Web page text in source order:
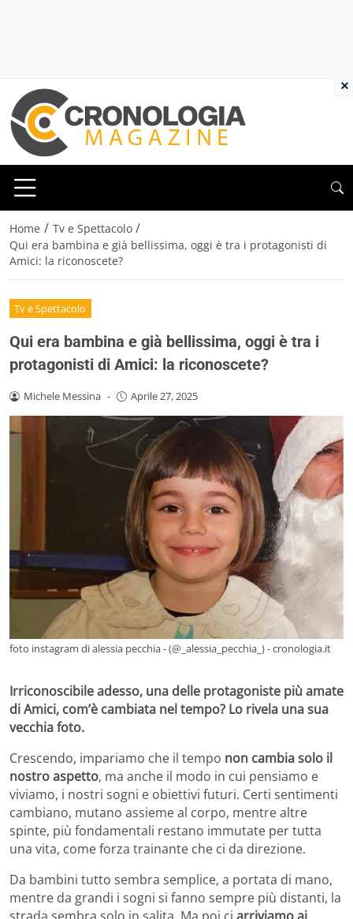
Home / Tv e Spettacolo /
Qui era bambina e già bellissima, oggi è tra i protagonisti di
Amici: la riconoscete?
Tv e Spettacolo
Qui era bambina e già bellissima, oggi è tra i
protagonisti di Amici: la riconoscete?
Michele Messina - Aprile 27, 2025
foto instagram di alessia pecchia - (@_alessia_pecchia_) - cronologia.it
Irriconoscibile adesso, una delle protagoniste più amate
di Amici, com’è cambiata nel tempo? Lo rivela una sua
vecchia foto.
Crescendo, impariamo che il tempo non cambia solo il
nostro aspetto, ma anche il modo in cui pensiamo e
viviamo, i nostri sogni e obiettivi futuri. Certi sentimenti
cambiano, mutano assieme al corpo, mentre altre
spinte, più fondamentali restano immutate per tutta
una vita, come forza trainante che ci da direzione.
Da bambini tutto sembra semplice, a portata di mano,
mentre da grandi i sogni si fanno sempre più distanti, la
×